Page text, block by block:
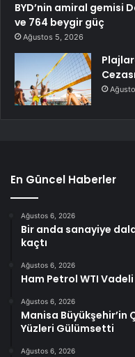
BYD’nin amiral gemisi
ve 764 beygir güç
Ağustos 5, 2026
En Güncel Haberler
Ağustos 6, 2026
Bir anda sanayiye
kaçtı
Ağustos 6, 2026
Ham Petrol WTI
Ağustos 6, 2026
Manisa Büyükşehir’in
Yüzleri Gülümsetti
Ağustos 6, 2026